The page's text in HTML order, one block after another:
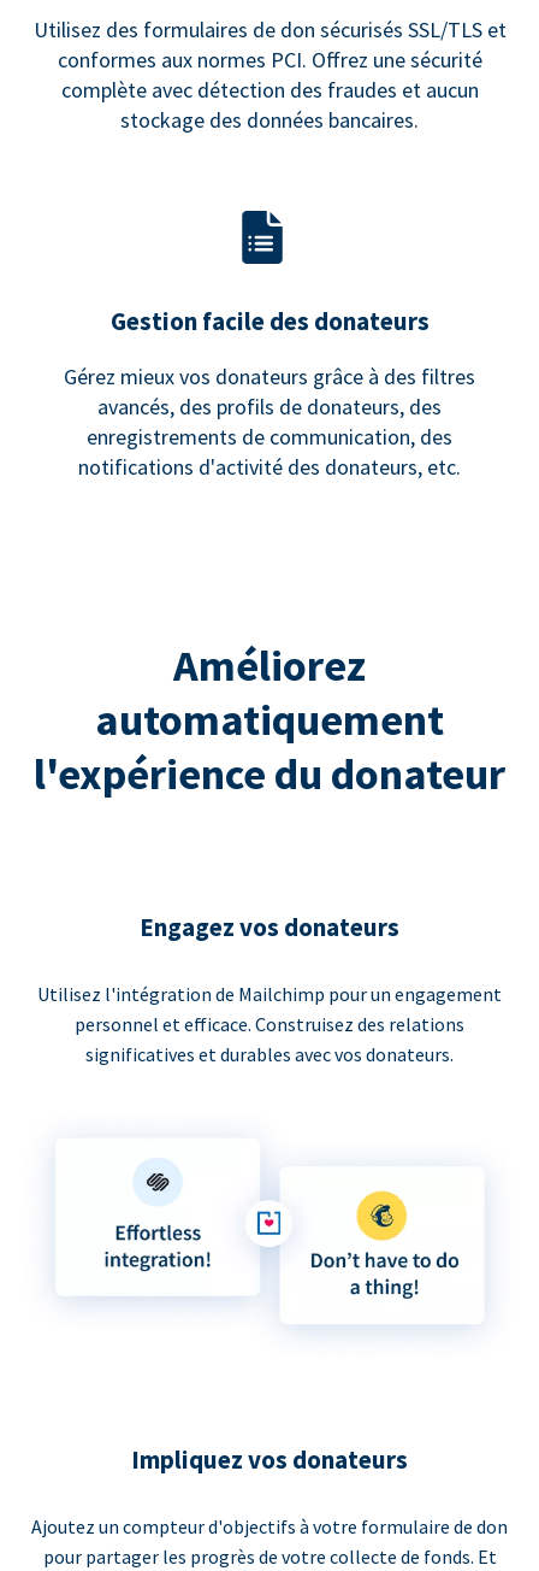
Utilisez des formulaires de don sécurisés SSL/TLS et
conformes aux normes PCI. Offrez une sécurité
complète avec détection des fraudes et aucun
stockage des données bancaires.
Gestion facile des donateurs
Gérez mieux vos donateurs grâce à des filtres
avancés, des profils de donateurs, des
enregistrements de communication, des
notifications d'activité des donateurs, etc.
Améliorez
automatiquement
l'expérience du donateur
Engagez vos donateurs
Utilisez l'intégration de Mailchimp pour un engagement
personnel et efficace. Construisez des relations
significatives et durables avec vos donateurs.
Impliquez vos donateurs
Ajoutez un compteur d'objectifs à votre formulaire de don
pour partager les progrès de votre collecte de fonds. Et